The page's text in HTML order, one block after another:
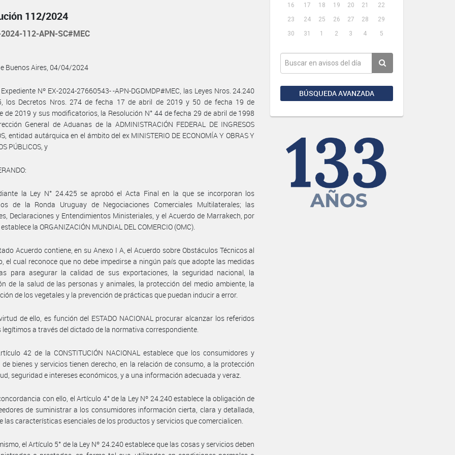
16 17 18 19 20 21
22
23
24 25 26 27 28
29
30
31 1 2 3 4 5
BÚSQUEDA AVANZADA
112/2024
112-APN-SC#MEC
Buenos Aires, 04/04/2024
Expediente Nº EX-2024-27660543- -APN-DGDMDP#MEC, las Leyes Nros. 24.240
los Decretos Nros. 274 de fecha 17 de abril de 2019 y 50 de fecha 19 de
de 2019 y sus modificatorios, la Resolución N° 44 de fecha 29 de abril de 1998
General de Aduanas de la ADMINISTRACIÓN FEDERAL DE INGRESOS
entidad autárquica en el ámbito del ex MINISTERIO DE ECONOMÍA Y OBRAS Y
PÚBLICOS, y
la Ley N° 24.425 se aprobó el Acta Final en la que se incorporan los
de la Ronda Uruguay de Negociaciones Comerciales Multilaterales; las
Declaraciones y Entendimientos Ministeriales, y el Acuerdo de Marrakech, por
la ORGANIZACIÓN MUNDIAL DEL COMERCIO (OMC).
Acuerdo contiene, en su Anexo I A, el Acuerdo sobre Obstáculos Técnicos al
el cual reconoce que no debe impedirse a ningún país que adopte las medidas
para asegurar la calidad de sus exportaciones, la seguridad nacional, la
de la salud de las personas y animales, la protección del medio ambiente, la
de los vegetales y la prevención de prácticas que puedan inducir a error.
de ello, es función del ESTADO NACIONAL procurar alcanzar los referidos
legítimos a través del dictado de la normativa correspondiente.
42 de la CONSTITUCIÓN NACIONAL establece que los consumidores y
bienes y servicios tienen derecho, en la relación de consumo, a la protección
seguridad e intereses económicos, y a una información adecuada y veraz.
con ello, el Artículo 4° de la Ley Nº 24.240 establece la obligación de
de suministrar a los consumidores información cierta, clara y detallada,
las características esenciales de los productos y servicios que comercialicen.
el Artículo 5° de la Ley Nº 24.240 establece que las cosas y servicios deben